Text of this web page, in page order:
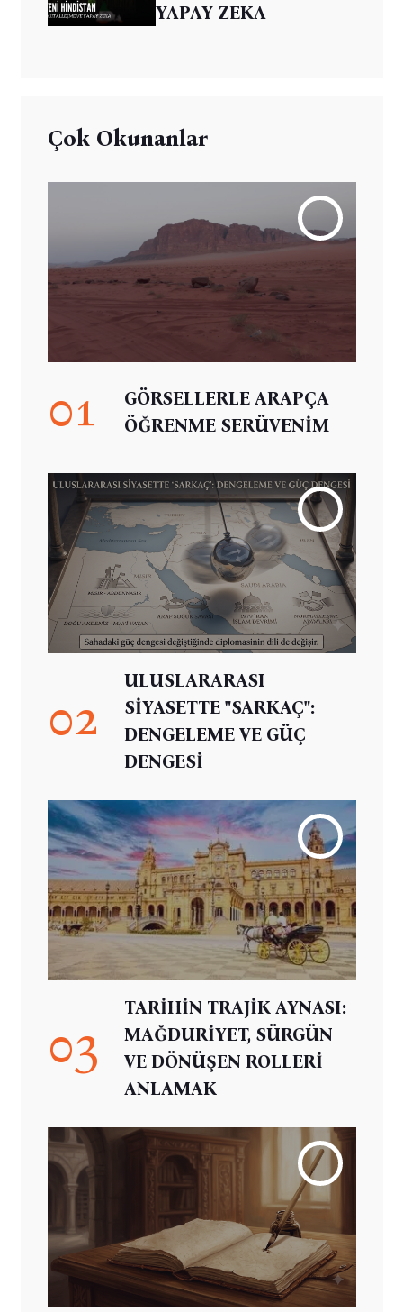
YAPAY ZEKA
Çok Okunanlar
01
GÖRSELLERLE ARAPÇA
ÖĞRENME SERÜVENİM
02
ULUSLARARASI
SİYASETTE "SARKAÇ":
DENGELEME VE GÜÇ
DENGESİ
03
TARİHİN TRAJİK AYNASI:
MAĞDURİYET, SÜRGÜN
VE DÖNÜŞEN ROLLERİ
ANLAMAK